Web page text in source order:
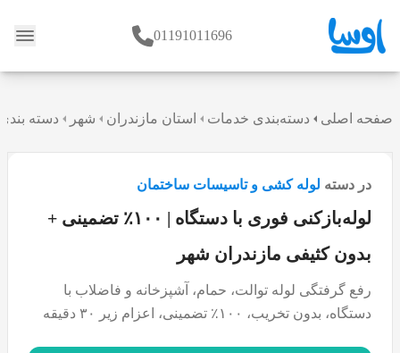
وبلاگ 01191011696
صفحه اصلی دسته‌بندی خدمات استان مازندران شهر دسته
در دسته لوله کشی و تاسیسات ساختمان
لوله‌بازکنی فوری با دستگاه | ۱۰۰٪ تضمینی +
بدون کثیفی مازندران شهر
رفع گرفتگی لوله توالت، حمام، آشپزخانه و فاضلاب با
دستگاه، بدون تخریب، ۱۰۰٪ تضمینی، اعزام زیر ۳۰ دقیقه